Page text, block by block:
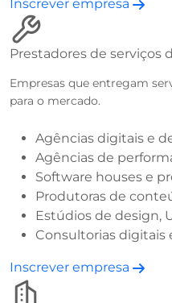
Inscrever empresa
Prestadores de serviços
Empresas que entregam
para o mercado.
Agências digitais e
Agências de
Software houses e
Produtoras de
Estúdios de design,
Consultorias digitais
Inscrever empresa